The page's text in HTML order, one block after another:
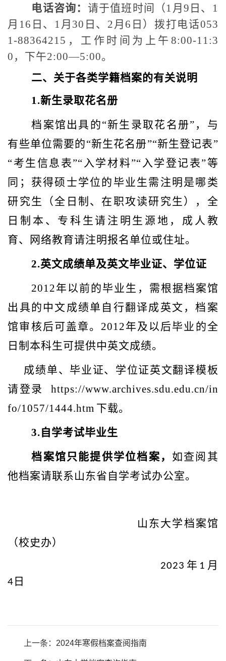
电话咨询： 请于值班时间（1月9日、1
月16日、1月30日、2月6日）拨打电话053
1-88364215，工作时间为上午8:00-11:3
0，下午2:00—5:00。
二、关于各类学籍档案的有关说明
1.新生录取花名册
档案馆出具的“新生录取花名册”，与
有些单位需要的“新生花名册”“新生登记表”
“考生信息表”“入学材料”“入学登记表”等
同；获得硕士学位的毕业生需注明是哪类
研究生（全日制、在职攻读研究生），全
日制本、专科生请注明生源地，成人教
育、网络教育请注明报名单位或住址。
2.英文成绩单及英文毕业证、学位证
2012年以前的毕业生，需根据档案馆
出具的中文成绩单自行翻译成英文，档案
馆审核后可盖章。2012年及以后毕业的全
日制本科生可提供中英文成绩。
成绩单、毕业证、学位证英文翻译模板
请登录
https://www.archives.sdu.edu.cn/in
fo/1057/1444.htm 下载。
3.自学考试毕业生
档案馆只能提供学位档案， 如查阅其
他档案请联系山东省自学考试办公室。
山东大学档案馆
（校史办）
2023 年 1 月
4 日
上一条： 2024年寒假档案查阅指南